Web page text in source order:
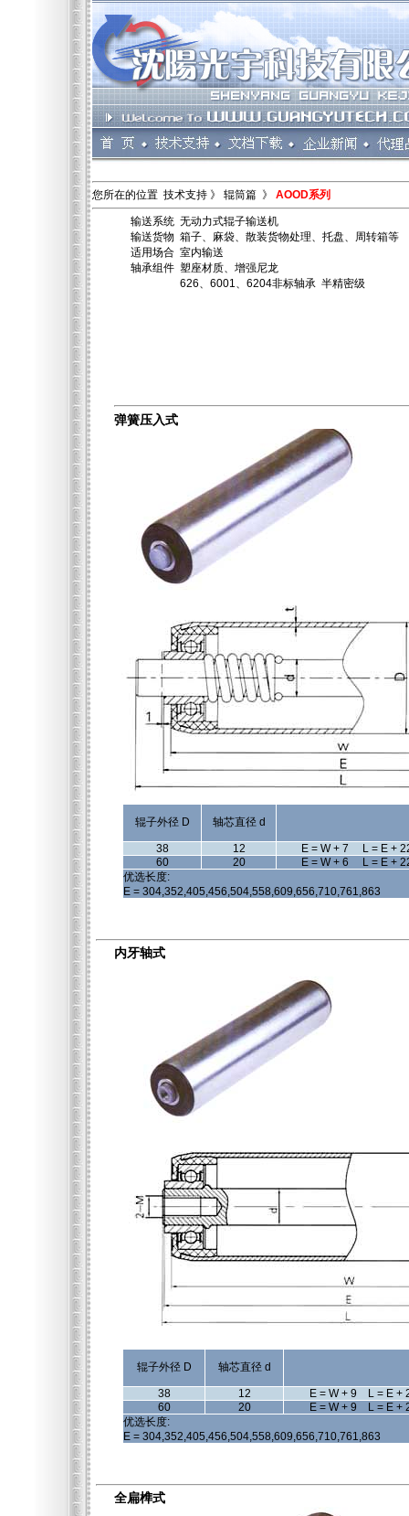
您所在的位置 技术支持 》 辊筒篇 》 AOOD系列
输送系统 无动力式辊子输送机
输送货物 箱子、麻袋、散装货物处理、托盘、周转箱等
适用场合 室内输送
轴承组件 塑座材质、增强尼龙
626、6001、6204非标轴承 半精密级
弹簧压入式
辊子外径 D 轴芯直径 d
38 12
E = W + 7 L = E +
60
20
E = W + 6 L = E +
优选长度:
E = 304,352,405,456,504,558,609,656,710,761,863
内牙轴式
辊子外径 D 轴芯直径 d
38 12
E = W + 9 L = E +
60
20
E = W + 9 L = E +
优选长度:
E = 304,352,405,456,504,558,609,656,710,761,863
全扁榫式